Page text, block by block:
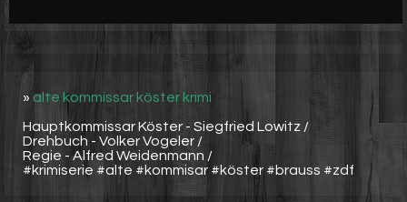
» alte kommissar köster krimi
Hauptkommissar Köster - Siegfried Lowitz /
Drehbuch - Volker Vogeler /
Regie - Alfred Weidenmann /
#krimiserie #alte #kommisar #köster #brauss #zdf